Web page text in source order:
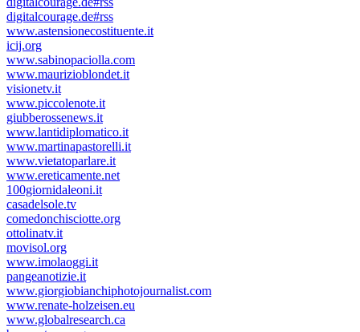
digitalcourage.de#rss
www.astensionecostituente.it
icij.org
www.sabinopaciolla.com
www.maurizioblondet.it
visionetv.it
www.piccolenote.it
giubberossenews.it
www.lantidiplomatico.it
www.martinapastorelli.it
www.vietatoparlare.it
www.ereticamente.net
100giornidaleoni.it
casadelsole.tv
comedonchisciotte.org
ottolinatv.it
movisol.org
www.imolaoggi.it
pangeanotizie.it
www.giorgiobianchiphotojournalist.com
www.renate-holzeisen.eu
www.globalresearch.ca